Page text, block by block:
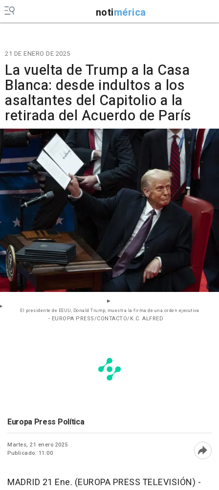
notimérica
21 DE ENERO DE 2025
La vuelta de Trump a la Casa
Blanca: desde indultos a los
asaltantes del Capitolio a la
retirada del Acuerdo de París
El presidente de EEUU, Donald Trump, muestra la firma de una orden ejecutiva
- EUROPA PRESS/CONTACTO/K.C. ALFRED
Europa Press Política
Martes, 21 enero 2025
Publicado: 11:00
MADRID 21 Ene. (EUROPA PRESS TELEVISIÓN) -